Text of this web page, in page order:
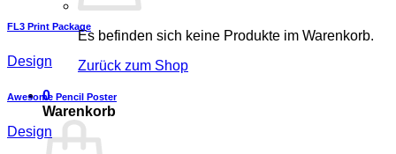
Es befinden sich keine Produkte im Warenkorb.
Zurück zum Shop
0
Warenkorb
FL3 Print Package
Design
Awesome Pencil Poster
Design